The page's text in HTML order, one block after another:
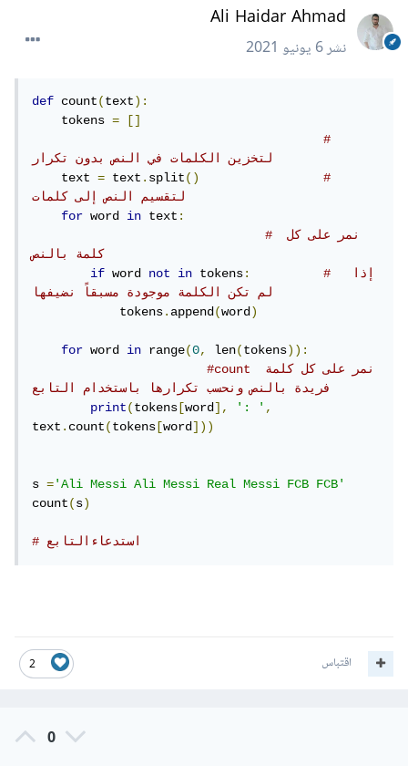
Ali Haidar Ahmad
نشر6 يونيو 2021
def count(text):
    tokens
=
[]
#
لتخزين الكلمات في النص بدون تكرار
    text
= text.split()
#
for word in text:
# نمر على كل
كلمة بالنص
if word not in tokens:
#  إذا
لم تكن الكلمة موجودة مسبقاً نضيفها
            tokens
.append(word)
for word in range(0, len(tokens)):
#count نمر على كل كلمة
print(tokens [word], ': ',
text.count(tokens [word]))
s ='Ali Messi Ali Messi Real Messi FCB FCB'
count(s)
# استدعاءالتابع
2 اقتباس
0